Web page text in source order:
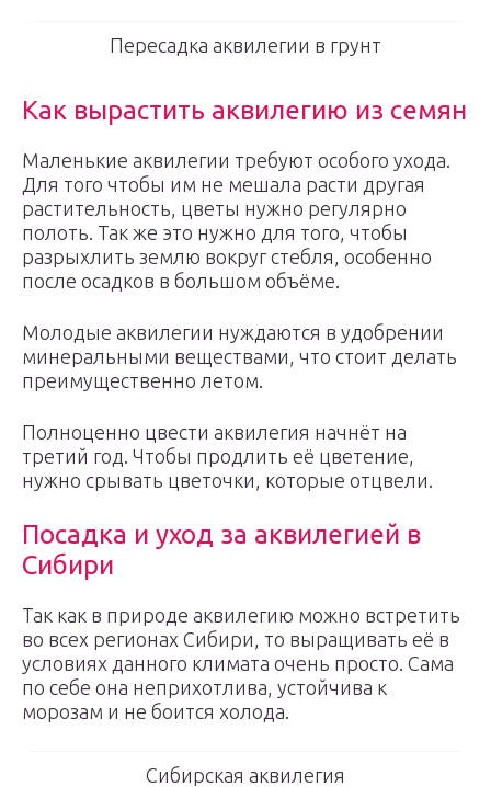
Пересадка аквилегии в грунт
Как вырастить аквилегию из семян
Маленькие аквилегии требуют особого ухода.
Для того чтобы им не мешала расти другая
растительность, цветы нужно регулярно
полоть. Так же это нужно для того, чтобы
разрыхлить землю вокруг стебля, особенно
после осадков в большом объёме.
Молодые аквилегии нуждаются в удобрении
минеральными веществами, что стоит делать
преимущественно летом.
Полноценно цвести аквилегия начнёт на
третий год. Чтобы продлить её цветение,
нужно срывать цветочки, которые отцвели.
Посадка и уход за аквилегией в
Сибири
Так как в природе аквилегию можно встретить
во всех регионах Сибири, то выращивать её в
условиях данного климата очень просто. Сама
по себе она неприхотлива, устойчива к
морозам и не боится холода.
Сибирская аквилегия